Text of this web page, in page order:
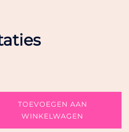
TOEVOEGEN AAN
WINKELWAGEN